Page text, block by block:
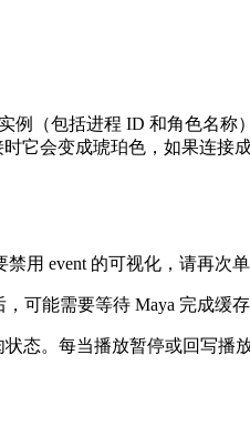
例（包括进程 ID 和角色名
它会变成琥珀色，如果连接
用 event 的可视化，请再次
可能需要等待 Maya 完成缓
态。每当播放暂停或回写播